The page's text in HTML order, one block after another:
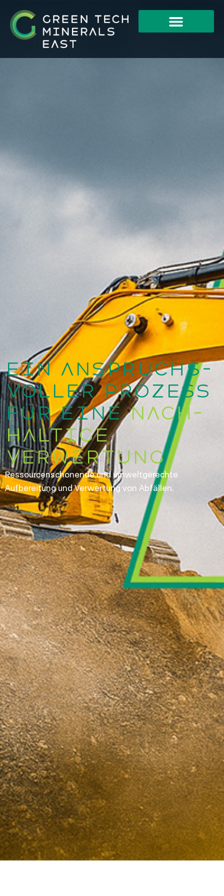
Ein Anspruchs-
voller Prozess
für eineNach-
haltige
Verwertung
Ressourcenschonende und umweltgerechte
Aufbereitung und Verwertung von Abfällen.